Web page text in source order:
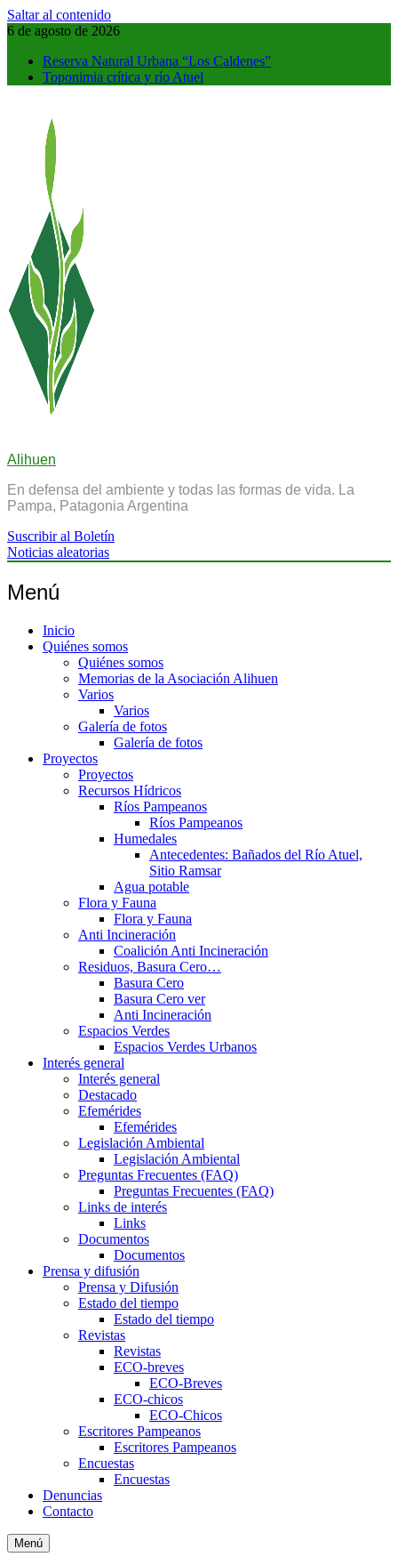
Saltar al contenido
6 de agosto de 2026
Reserva Natural Urbana “Los Caldenes”
Toponimia crítica y río Atuel
Alihuen
En defensa del ambiente y todas las formas de vida. La
Pampa, Patagonia Argentina
Suscribir al Boletín
Noticias aleatorias
Menú
Inicio
Quiénes somos
Quiénes somos
Memorias de la Asociación Alihuen
Varios
Varios
Galería de fotos
Galería de fotos
Proyectos
Proyectos
Recursos Hídricos
Ríos Pampeanos
Ríos Pampeanos
Humedales
Antecedentes: Bañados del Río Atuel,
Sitio Ramsar
Agua potable
Flora y Fauna
Flora y Fauna
Anti Incineración
Coalición Anti Incineración
Residuos, Basura Cero…
Basura Cero
Basura Cero ver
Anti Incineración
Espacios Verdes
Espacios Verdes Urbanos
Interés general
Interés general
Destacado
Efemérides
Efemérides
Legislación Ambiental
Legislación Ambiental
Preguntas Frecuentes (FAQ)
Preguntas Frecuentes (FAQ)
Links de interés
Links
Documentos
Documentos
Prensa y difusión
Prensa y Difusión
Estado del tiempo
Estado del tiempo
Revistas
Revistas
ECO-breves
ECO-Breves
ECO-chicos
ECO-Chicos
Escritores Pampeanos
Escritores Pampeanos
Encuestas
Encuestas
Denuncias
Contacto
Menú